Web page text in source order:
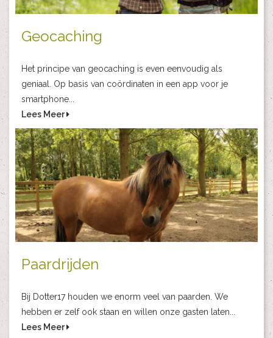
Geocaching
Het principe van geocaching is even eenvoudig als
geniaal. Op basis van coördinaten in een app voor je
smartphone...
Lees Meer
Paardrijden
Bij Dotter17 houden we enorm veel van paarden. We
hebben er zelf ook staan en willen onze gasten laten...
Lees Meer